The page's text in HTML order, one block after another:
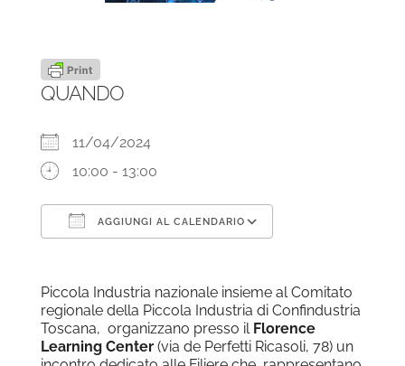
QUANDO
11/04/2024
10:00 - 13:00
AGGIUNGI AL CALENDARIO
Piccola Industria nazionale insieme al Comitato
regionale della Piccola Industria di Confindustria
Toscana, organizzano presso il Florence
Learning Center (via de Perfetti Ricasoli, 78) un